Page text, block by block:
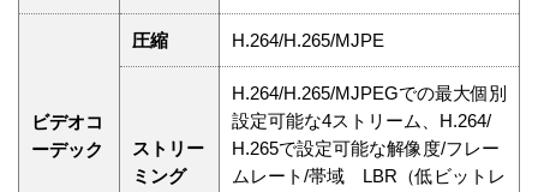
ビデオコ
ーデック
圧縮 H.264/H.265/MJPE
ストリー
ミング
H.264/H.265/MJPEGでの最大個別
設定可能な4ストリーム、H.264/
H.265で設定可能な解像度/フレー
ムレート/帯域 LBR（低ビットレ